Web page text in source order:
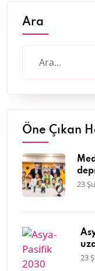
Ara
Öne Çıkan
23
23